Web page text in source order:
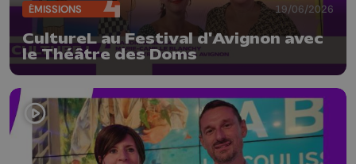
ÉMISSIONS 19/06/2026
CultureL au Festival d'Avignon avec
le Théâtre des Doms